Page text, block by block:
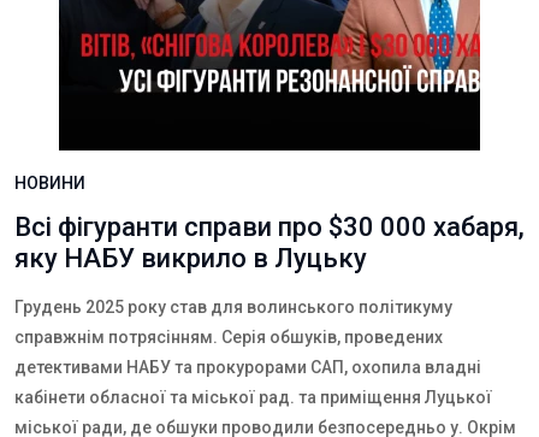
НОВИНИ
Всі фігуранти справи про $30 000 хабаря,
яку НАБУ викрило в Луцьку
Грудень 2025 року став для волинського політикуму
справжнім потрясінням. Серія обшуків, проведених
детективами НАБУ та прокурорами САП, охопила владні
кабінети обласної та міської рад. та приміщення Луцької
міської ради, де обшуки проводили безпосередньо у. Окрім